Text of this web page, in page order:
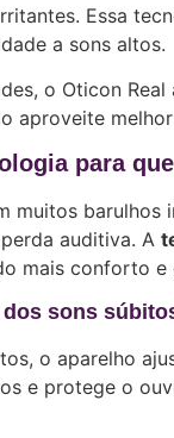
Essa
a sons altos.
o Oticon
aproveite
para
muitos barulhos
auditiva. A
mais conforto e
sons
o aparelho
e protege o